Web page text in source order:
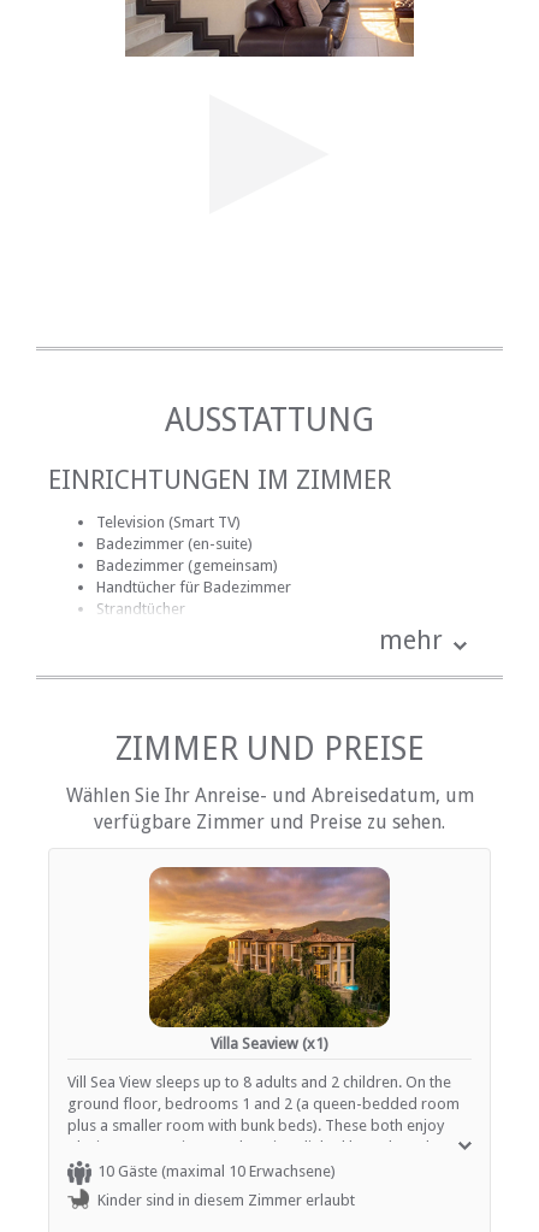
AUSSTATTUNG
EINRICHTUNGEN IM ZIMMER
Television (Smart TV)
Badezimmer (en-suite)
Badezimmer (gemeinsam)
Handtücher für Badezimmer
Strandtücher
Fan
Heizung (en)
Internetverbindung (drahtlos)
Terrasse / Veranda / Balkon
Rauchen: nicht erlaubt
Hi fi
Tee- und Kaffeekocher
Fernsehen (mit Satellit)
EINRICHTUNGEN AUF DEM GELÄNDE
Kinderfreundlich (alle Altersgruppen)
Garten(e)
Housekeeping (periodisch)
Parkplatz (abseits der Straße)
Sicherheit (Alarmanlage)
Rauchen: Nicht drinnen
ESSEN UND TRINKEN
mehr
ZIMMER UND PREISE
Wählen Sie Ihr Anreise- und Abreisedatum, um
verfügbare Zimmer und Preise zu sehen.
Villa Seaview (x1)
Vill Sea View sleeps up to 8 adults and 2 children. On the
ground floor, bedrooms 1 and 2 (a queen-bedded room
plus a smaller room with bunk beds). These both enjoy
glorious ocean views and are interlinked by a shared
bathroom with shower. The remaining bedrooms are on
the first floor. The master bedroom is a huge double-
aspect room with its own balcony, king size bed, equally
10 Gäste (maximal 10 Erwachsene)
Kinder sind in diesem Zimmer erlaubt